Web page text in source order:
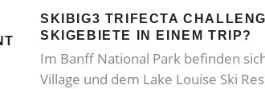
SKIBIG3 TRIFECTA
SKIGEBIETE IN EINEM TRIP?
Im Banff National Park befinden
Village und dem Lake Louise Ski